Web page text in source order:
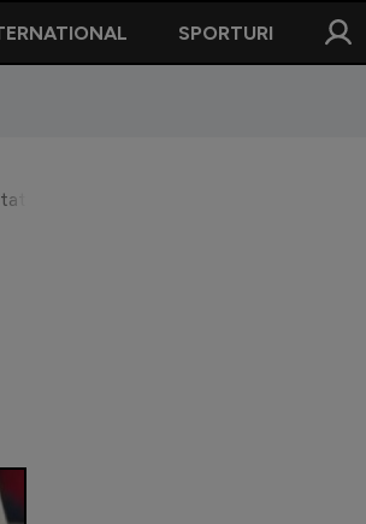
SPORTURI
vară: ”A stat două zile la mine în